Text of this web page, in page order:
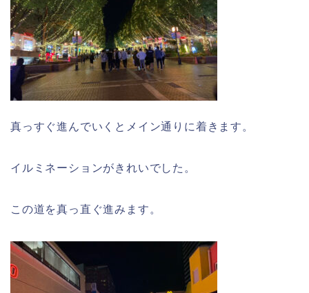
真っすぐ進んでいくとメイン通りに着きます。
イルミネーションがきれいでした。
この道を真っ直ぐ進みます。